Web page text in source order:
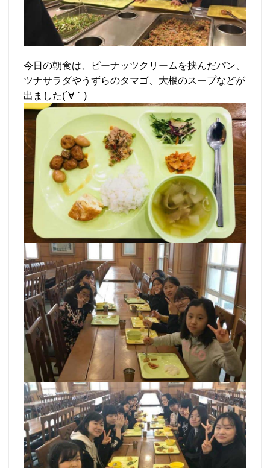
今日の朝食は、ピーナッツクリームを挟んだパン、
ツナサラダやうずらのタマゴ、大根のスープなどが
出ました(´∀｀)